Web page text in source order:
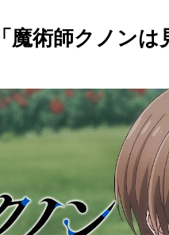
魔術師クノン